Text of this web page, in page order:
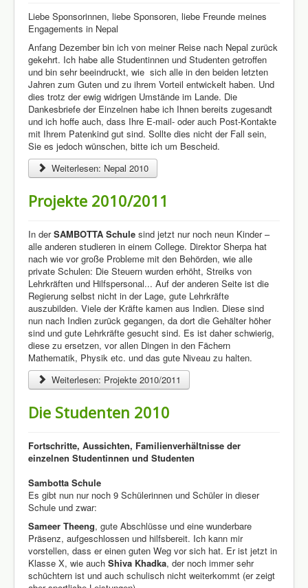
Liebe Sponsorinnen, liebe Sponsoren, liebe Freunde meines
Engagements in Nepal
Anfang Dezember bin ich von meiner Reise nach Nepal zurück
gekehrt. Ich habe alle Studentinnen und Studenten getroffen
und bin sehr beeindruckt, wie sich alle in den beiden letzten
Jahren zum Guten und zu ihrem Vorteil entwickelt haben. Und
dies trotz der ewig widrigen Umstände im Lande. Die
Dankesbriefe der Einzelnen habe ich Ihnen bereits zugesandt
und ich hoffe auch, dass Ihre E-mail- oder auch Post-Kontakte
mit Ihrem Patenkind gut sind. Sollte dies nicht der Fall sein,
Sie es jedoch wünschen, bitte ich um Bescheid.
Weiterlesen: Nepal 2010
Projekte 2010/2011
In derSAMBOTTA Schule sind jetzt nur noch neun Kinder –
alle anderen studieren in einem College. Direktor Sherpa hat
nach wie vor große Probleme mit den Behörden, wie alle
private Schulen: Die Steuern wurden erhöht, Streiks von
Lehrkräften und Hilfspersonal... Auf der anderen Seite ist die
Regierung selbst nicht in der Lage, gute Lehrkräfte
auszubilden. Viele der Kräfte kamen aus Indien. Diese sind
nun nach Indien zurück gegangen, da dort die Gehälter höher
sind und gute Lehrkräfte gesucht sind. Es ist daher schwierig,
diese zu ersetzen, vor allen Dingen in den Fächern
Mathematik, Physik etc. und das gute Niveau zu halten.
Weiterlesen: Projekte 2010/2011
Die Studenten 2010
Fortschritte, Aussichten, Familienverhältnisse der
einzelnen Studentinnen und Studenten
Sambotta Schule
Es gibt nun nur noch 9 Schülerinnen und Schüler in dieser
Schule und zwar:
Sameer Theeng, gute Abschlüsse und eine wunderbare
Präsenz, aufgeschlossen und hilfsbereit. Ich kann mir
vorstellen, dass er einen guten Weg vor sich hat. Er ist jetzt in
Klasse X, wie auch Shiva Khadka, der noch immer sehr
schüchtern ist und auch schulisch nicht weiterkommt (er zeigt